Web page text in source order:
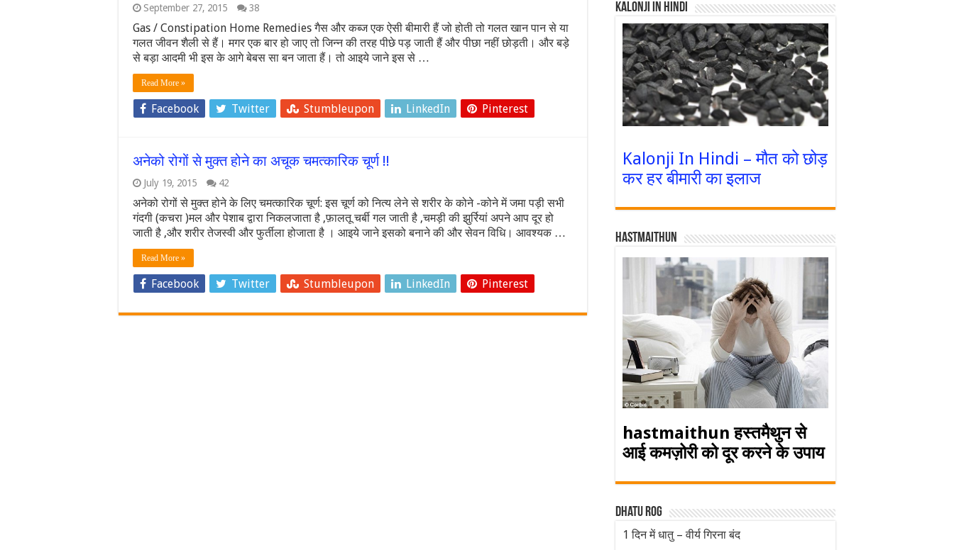
September 27, 2015 38
Gas / Constipation Home Remedies गैस और कब्ज एक ऐसी बीमारी हैं जो होती तो गलत खान पान से या
गलत जीवन शैली से हैं। मगर एक बार हो जाए तो जिन्न की तरह पीछे पड़ जाती हैं और पीछा नहीं छोड़ती। और बड़े
से बड़ा आदमी भी इस के आगे बेबस सा बन जाता हैं। तो आइये जाने इस से …
Read More »
Facebook Twitter Stumbleupon LinkedIn Pinterest
अनेको रोगों से मुक्त होने का अचूक चमत्कारिक चूर्ण !!
July 19, 2015 42
अनेको रोगों से मुक्त होने के लिए चमत्कारिक चूर्ण: इस चूर्ण को नित्य लेने से शरीर के कोने -कोने में जमा पड़ी सभी
गंदगी (कचरा )मल और पेशाब द्वारा निकलजाता है ,फ़ालतू चर्बी गल जाती है ,चमड़ी की झुर्रियां अपने आप दूर हो
जाती है ,और शरीर तेजस्वी और फुर्तीला होजाता है । आइये जाने इसको बनाने की और सेवन विधि। आवश्यक …
Read More »
Facebook Twitter Stumbleupon LinkedIn Pinterest
Kalonji In Hindi
Kalonji In Hindi – मौत को छोड़
कर हर बीमारी का इलाज
Hastmaithun
hastmaithun हस्तमैथुन से
आई कमज़ोरी को दूर करने के उपाय
Dhatu rog
1 दिन में धातु – वीर्य गिरना बंद